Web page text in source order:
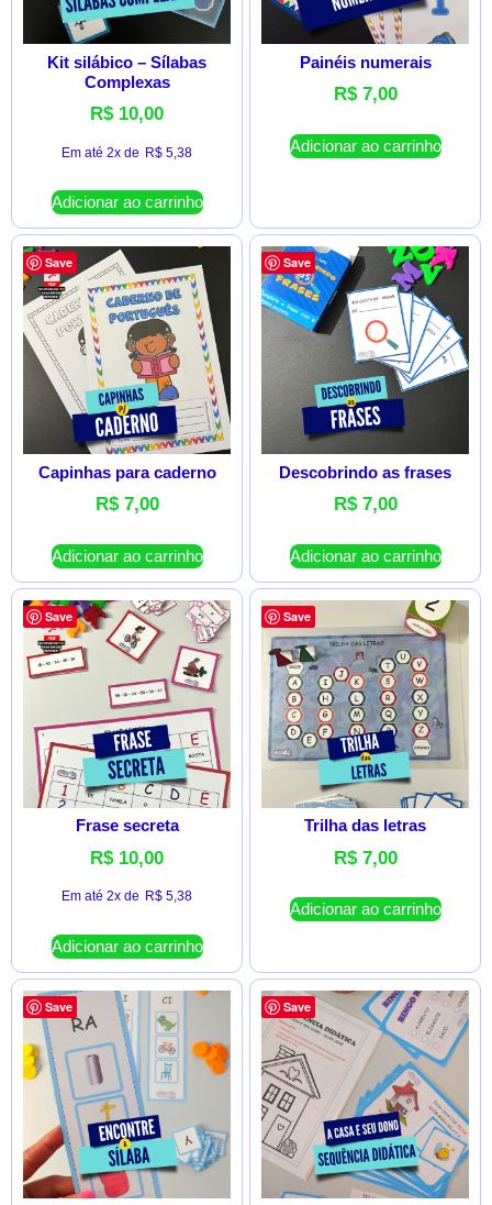
Kit silábico – Sílabas
Complexas
R$10,00
Em até 2x de R$ 5,38
Adicionar ao carrinho
Painéis numerais
R$7,00
Adicionar ao carrinho
Save
Capinhas para caderno
R$7,00
Adicionar ao carrinho
Save
Descobrindo as frases
R$7,00
Adicionar ao carrinho
Save
Frase secreta
R$10,00
Em até 2x de R$ 5,38
Adicionar ao carrinho
Save
Trilha das letras
R$7,00
Adicionar ao carrinho
Save Save